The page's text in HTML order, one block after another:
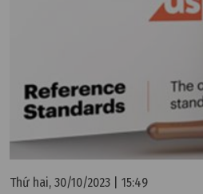
Thứ hai, 30/10/2023 | 15:49